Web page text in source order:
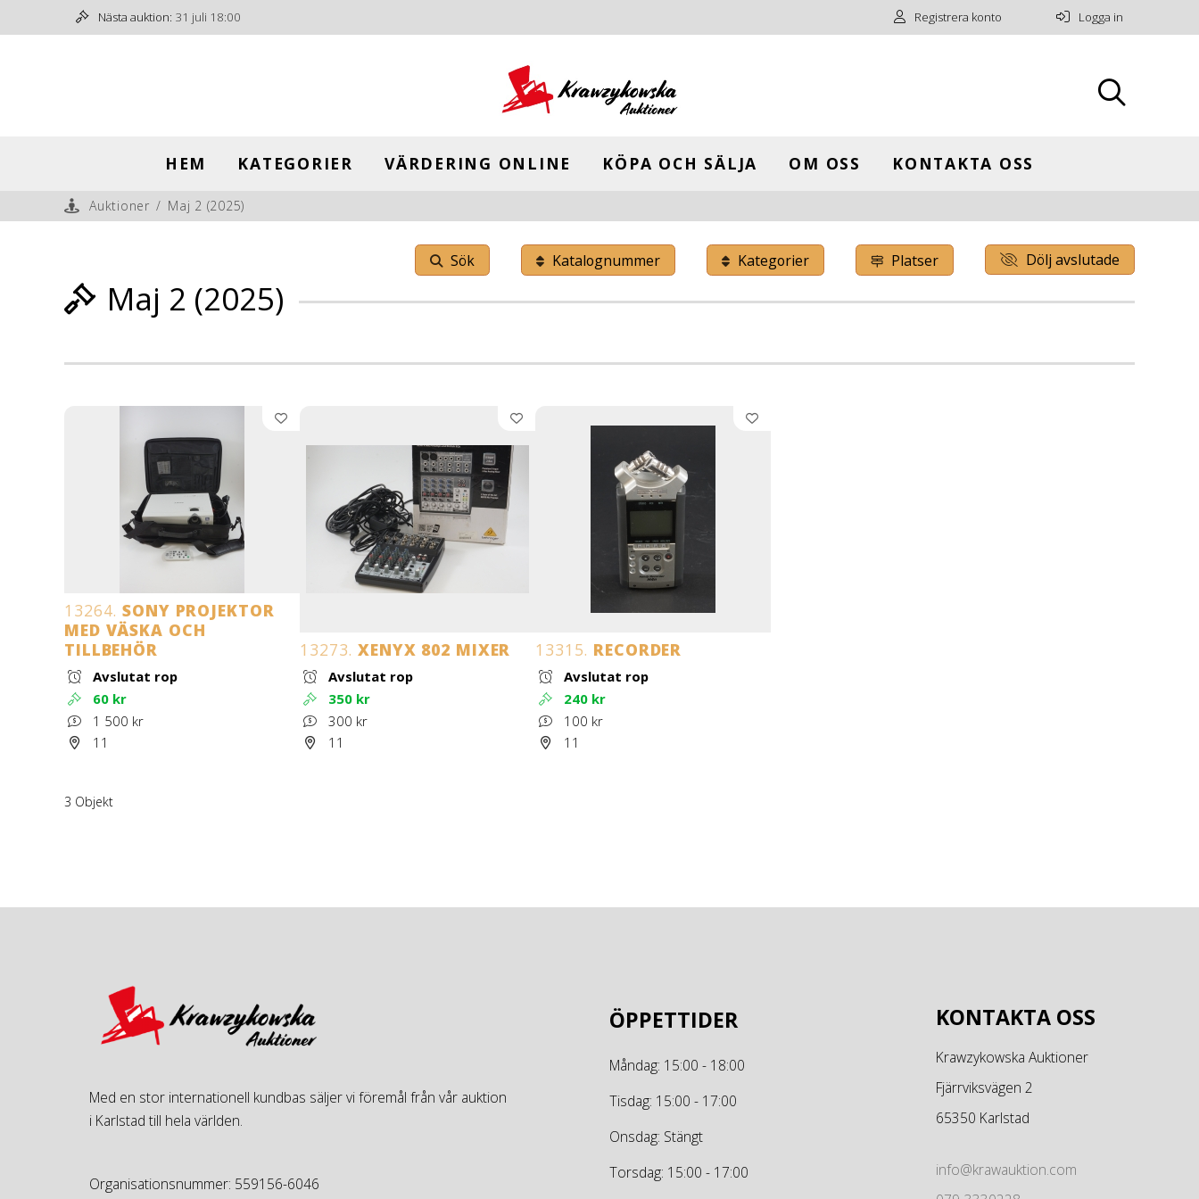
Nästa auktion: 31 juli 18:00 Registrera konto Logga in
HEM KATEGORIER VÄRDERING ONLINE KÖPA OCH SÄLJA OM OSS KONTAKTA OSS
Auktioner / Maj 2 (2025)
Sök Katalognummer Kategorier Platser Dölj avslutade
Maj 2 (2025)
13264. SONY PROJEKTOR
MED VÄSKA OCH
TILLBEHÖR
Avslutat rop
60 kr
1 500 kr
11
13273. XENYX 802 MIXER
Avslutat rop
350 kr
300 kr
11
13315. RECORDER
Avslutat rop
240 kr
100 kr
11
3 Objekt
Med en stor internationell kundbas säljer vi föremål från vår auktion
i Karlstad till hela världen.
Organisationsnummer: 559156-6046
ÖPPETTIDER
Måndag: 15:00 - 18:00
Tisdag: 15:00 - 17:00
Onsdag: Stängt
Torsdag: 15:00 - 17:00
KONTAKTA OSS
Krawzykowska Auktioner
Fjärrviksvägen 2
65350 Karlstad
info@krawauktion.com